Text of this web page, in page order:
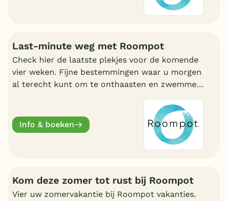
Last-minute weg met Roompot
Check hier de laatste plekjes voor de komende
vier weken. Fijne bestemmingen waar u morgen
al terecht kunt om te onthaasten en zwemmen.
Info & boeken
Kom deze zomer tot rust bij Roompot
Vier uw zomervakantie bij Roompot vakanties.